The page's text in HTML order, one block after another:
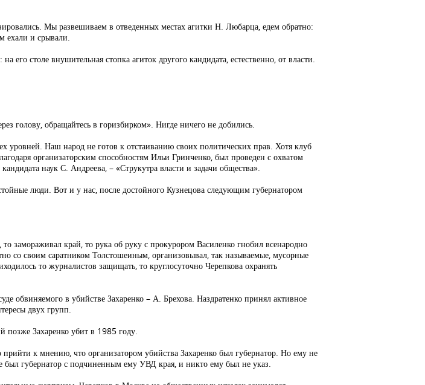
Мы развешиваем в отведенных местах агитки Н. Любарца, едем обратно:
ехали и срывали.
столе внушительная стопка агиток другого кандидата, естественно, от власти.
голову, обращайтесь в горизбирком». Нигде ничего не добились.
уровней. Наш народ не готов к отстаиванию своих политических прав. Хотя клуб
организаторским способностям Ильи Гринченко, был проведен с охватом
наук С. Андреева, – «Струкутра власти и задачи общества».
люди. Вот и у нас, после достойного Кузнецова следующим губернатором
замораживал край, то рука об руку с прокурором Василенко гнобил всенародно
со своим саратником Толстошеиным, организовывал, так называемые, мусорные
то журналистов защищать, то круглосуточно Черепкова охранять
обвиняемого в убийстве Захаренко – А. Брехова. Наздратенко принял активное
двух групп.
позже Захаренко убит в 1985 году.
к мнению, что организатором убийства Захаренко был губернатор. Но ему не
губернатор с подчиненным ему УВД края, и никто ему был не указ.